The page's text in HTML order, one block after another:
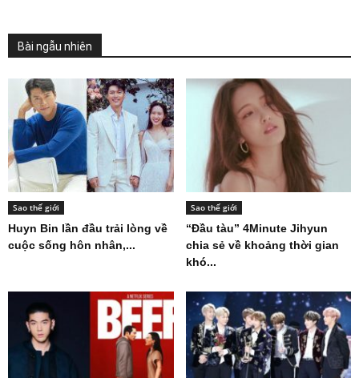
Bài ngẫu nhiên
Sao thế giới
Huyn Bin lần đầu trải lòng về
cuộc sống hôn nhân,...
Sao thế giới
“Đầu tàu” 4Minute Jihyun
chia sẻ về khoảng thời gian
khó...